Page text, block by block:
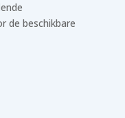
de beschikbare